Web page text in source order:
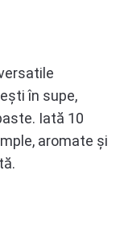
în supe,
Iată 10
aromate și